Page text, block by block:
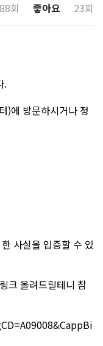
회 좋아요 23회
.
)에 방문하시거나 정
사실을 입증할 수 있
크 올려드릴테니 참